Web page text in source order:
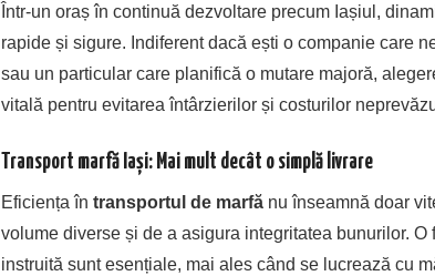
Într-un oraș în continuă dezvoltare precum Iașiul,
rapide și sigure. Indiferent dacă ești o companie care
sau un particular care planifică o mutare majoră,
vitală pentru evitarea întârzierilor și costurilor
Transport marfă Iași: Mai mult decât o simplă livrare
Eficiența în transportul de marfă nu înseamnă doar
volume diverse și de a asigura integritatea bunurilor.
instruită sunt esențiale, mai ales când se lucrează cu